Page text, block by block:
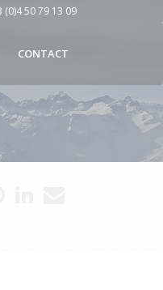
(0)4 50 79 13 09
CONTACT